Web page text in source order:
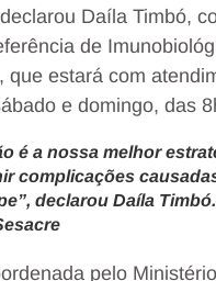
Daíla Timbó,
de
que estará com
e domingo, das
é a nossa melhor
complicações
declarou Daíla
pelo